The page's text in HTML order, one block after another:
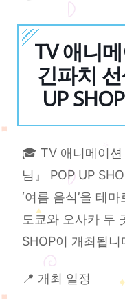
TV 애니
긴파치
UP
🎓 TV 애니메이션
님』 POP UP
‘여름 음식’을 테
도쿄와 오사카 두
SHOP이 개최됩니
📍 개최 일정